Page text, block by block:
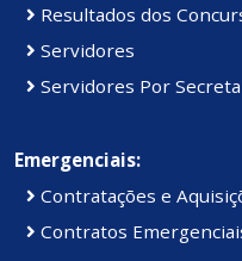
Resultados dos
Servidores
Servidores Por
Emergenciais:
Contratações e
Contratos